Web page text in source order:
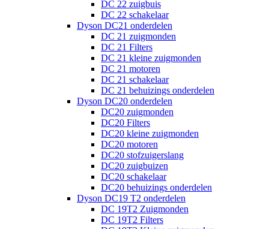
DC 22 zuigbuis
DC 22 schakelaar
Dyson DC21 onderdelen
DC 21 zuigmonden
DC 21 Filters
DC 21 kleine zuigmonden
DC 21 motoren
DC 21 schakelaar
DC 21 behuizings onderdelen
Dyson DC20 onderdelen
DC20 zuigmonden
DC20 Filters
DC20 kleine zuigmonden
DC20 motoren
DC20 stofzuigerslang
DC20 zuigbuizen
DC20 schakelaar
DC20 behuizings onderdelen
Dyson DC19 T2 onderdelen
DC 19T2 Zuigmonden
DC 19T2 Filters